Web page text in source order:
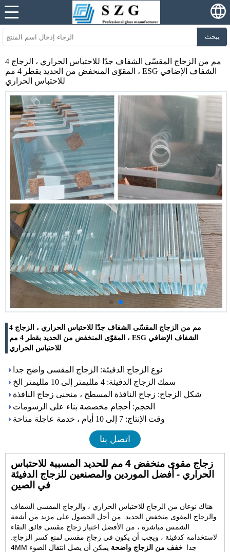
يبحث
4 مم من الزجاج المقسّى الشفاف جدًا للاحتباس الحراري ، الزجاج
المقوّى المنخفض من الحديد بقطر 4 مم ، ESG الشفاف الإضافي
للاحتباس الحراري
4 مم من الزجاج المقسّى الشفاف جدًا للاحتباس الحراري ، الزجاج
المقوّى المنخفض من الحديد بقطر 4 مم ، ESG الشفاف الإضافي
للاحتباس الحراري
نوع الزجاج الدفيئة: الزجاج المقسى واضح جدا
سمك الزجاج الدفيئة: 4 ملليمتر إلى 10 ملليمتر الخ
شكل الزجاج: زجاج النافذة المسطح ، منحنى زجاج النافذة
الحجم: أحجام مخصصة بناء على الرسومات
وقت الإنتاج: 7 إلى 10 أيام ، خدمة عاجلة متاحة
اتصل بنا
زجاج مقوى منخفض 4 مم للحديد المسببة للاحتباس
الحراري - أفضل الموردين والمصنعين للزجاج الدفيئة
في الصين
هناك نوعان من الزجاج للاحتباس الحراري ، والزجاج المقسى الشفاف
والزجاج المقوى منخفض الحديد. من أجل الحصول على مزيد من أشعة
الشمس مباشرة ، من الأفضل اختيار زجاج مقسى فائق النقاء
لاستخدامه كدفيئة ، ويجب أن يكون في زجاج مقسى لمنع كسر الزجاج.
4MM جدا خفف من الزجاج واضحة يمكن أن يصل انتقال الضوء